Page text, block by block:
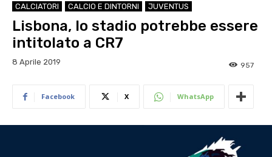
CALCIATORI CALCIO E DINTORNI JUVENTUS
Lisbona, lo stadio potrebbe essere
intitolato a CR7
8 Aprile 2019 957
Facebook X WhatsApp